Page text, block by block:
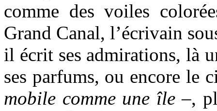
comme des voiles
Grand Canal, l’écrivain
il écrit ses admirations, là
ses parfums, ou encore le
mobile comme une île–,